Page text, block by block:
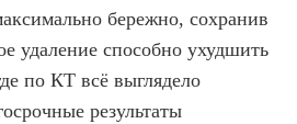
бережно, сохранив
удаление способно ухудшить
по КТ всё выглядело
результаты